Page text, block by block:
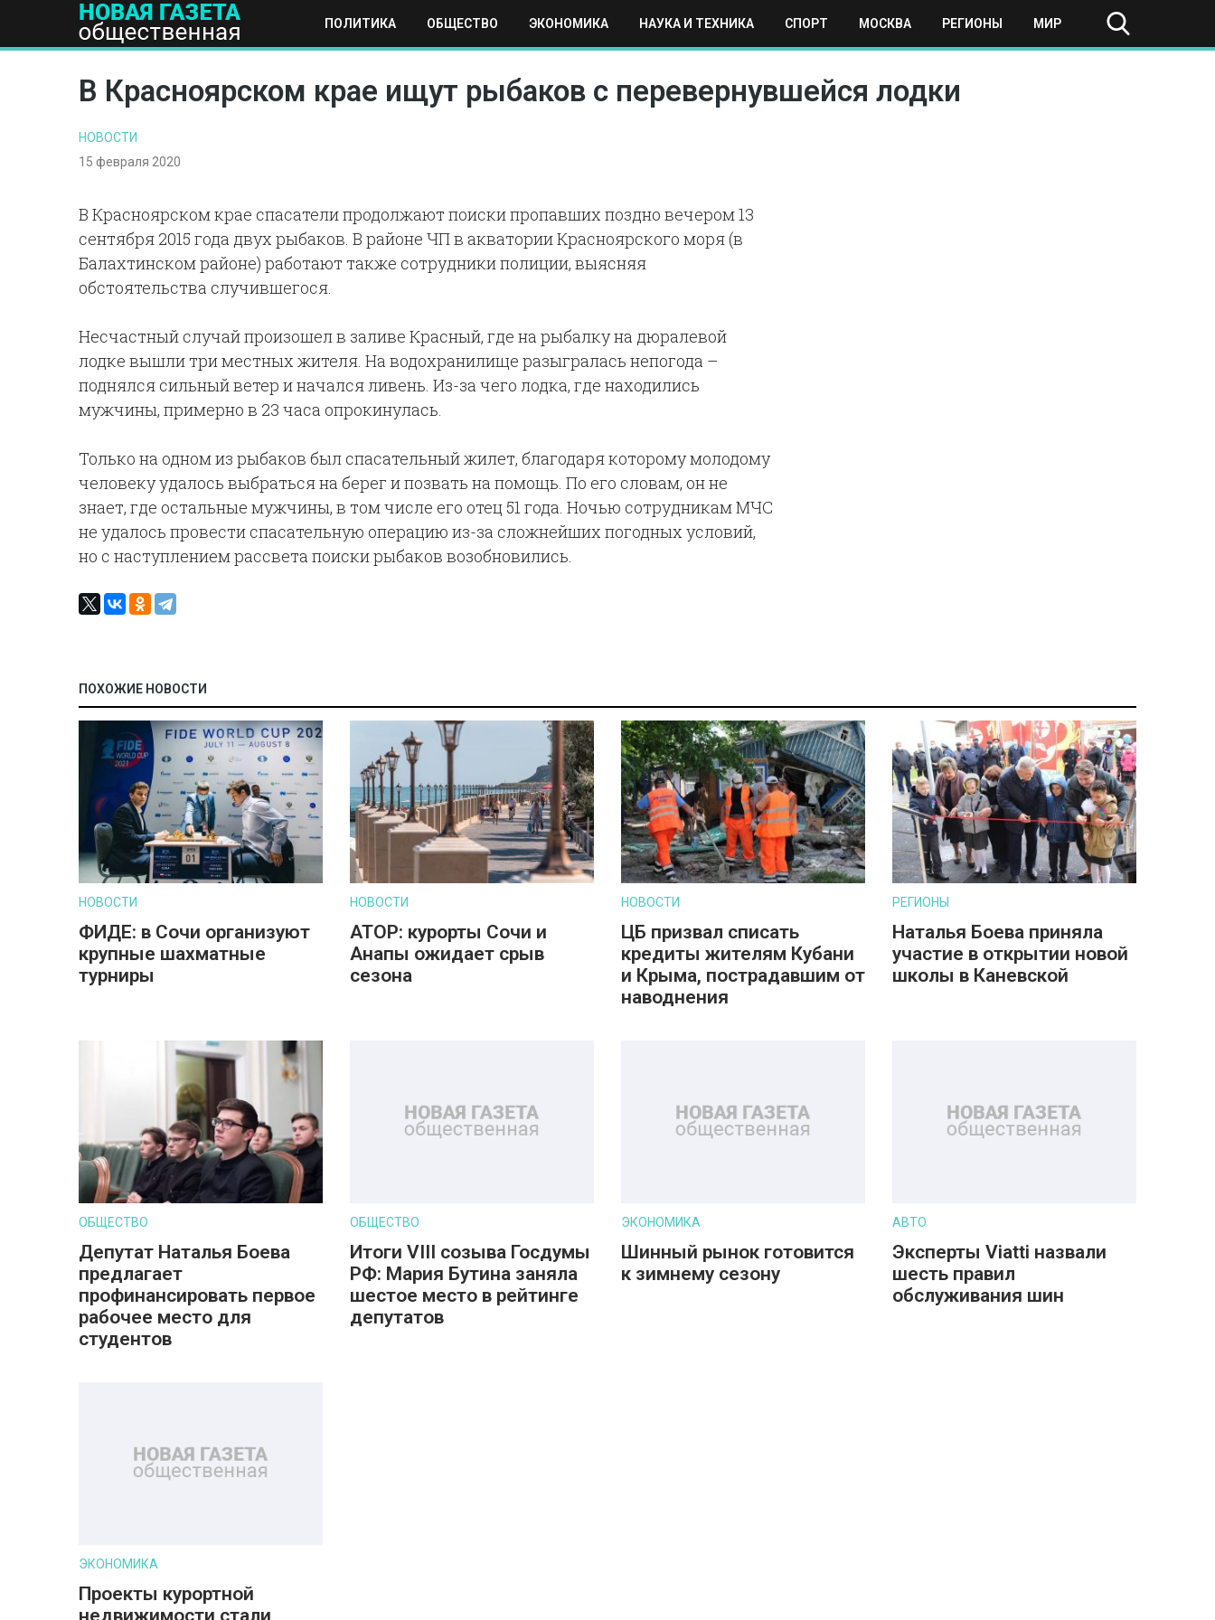
ПОЛИТИКА ОБЩЕСТВО ЭКОНОМИКА НАУКА И ТЕХНИКА СПОРТ МОСКВА РЕГИОНЫ МИР
ПОЛИТИКА ОБЩЕСТВО ЭКОНОМИКА НАУКА И ТЕХНИКА СПОРТ МОСКВА РЕГИОНЫ МИР
В Красноярском крае ищут рыбаков с перевернувшейся лодки
НОВОСТИ
15 февраля 2020
В Красноярском крае спасатели продолжают поиски пропавших поздно вечером 13
сентября 2015 года двух рыбаков. В районе ЧП в акватории Красноярского моря (в
Балахтинском районе) работают также сотрудники полиции, выясняя
обстоятельства случившегося.
Несчастный случай произошел в заливе Красный, где на рыбалку на дюралевой
лодке вышли три местных жителя. На водохранилище разыгралась непогода –
поднялся сильный ветер и начался ливень. Из-за чего лодка, где находились
мужчины, примерно в 23 часа опрокинулась.
Только на одном из рыбаков был спасательный жилет, благодаря которому молодому
человеку удалось выбраться на берег и позвать на помощь. По его словам, он не
знает, где остальные мужчины, в том числе его отец 51 года. Ночью сотрудникам МЧС
не удалось провести спасательную операцию из-за сложнейших погодных условий,
но с наступлением рассвета поиски рыбаков возобновились.
ПОХОЖИЕ НОВОСТИ
НОВОСТИ
ФИДЕ: в Сочи организуют
крупные шахматные
турниры
НОВОСТИ
АТОР: курорты Сочи и
Анапы ожидает срыв
сезона
НОВОСТИ
ЦБ призвал списать
кредиты жителям Кубани
и Крыма, пострадавшим от
наводнения
РЕГИОНЫ
Наталья Боева приняла
участие в открытии новой
школы в Каневской
ОБЩЕСТВО
Депутат Наталья Боева
предлагает
профинансировать первое
рабочее место для
студентов
ОБЩЕСТВО
Итоги VIII созыва Госдумы
РФ: Мария Бутина заняла
шестое место в рейтинге
депутатов
ЭКОНОМИКА
Шинный рынок готовится
к зимнему сезону
АВТО
Эксперты Viatti назвали
шесть правил
обслуживания шин
ЭКОНОМИКА
Проекты курортной
недвижимости стали